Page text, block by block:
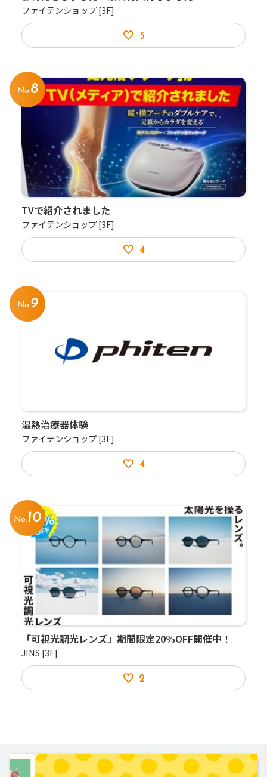
ファイテンショップ[3F]
5
No.8
TVで紹介されました
ファイテンショップ[3F]
4
No.9
温熱治療器体験
ファイテンショップ[3F]
4
No.10
「可視光調光レンズ」期間限定20%OFF開催中！
JINS [3F]
2